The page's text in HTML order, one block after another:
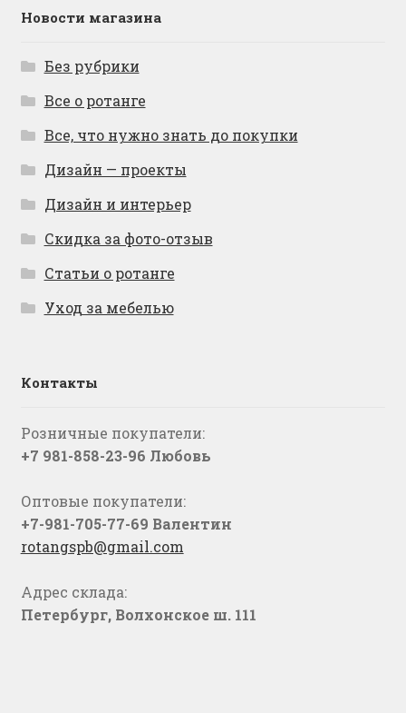
Новости магазина
Без рубрики
Все о ротанге
Все, что нужно знать до покупки
Дизайн — проекты
Дизайн и интерьер
Скидка за фото-отзыв
Статьи о ротанге
Уход за мебелью
Контакты
Розничные покупатели:
+7 981-858-23-96 Любовь
Оптовые покупатели:
+7-981-705-77-69 Валентин
rotangspb@gmail.com
Адрес склада:
Петербург, Волхонское ш. 111